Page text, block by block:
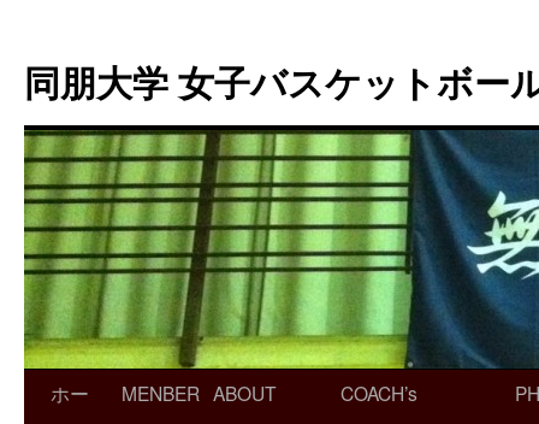
同朋大学 女子バスケットボー
ホー
MENBER ABOUT
COACH’s